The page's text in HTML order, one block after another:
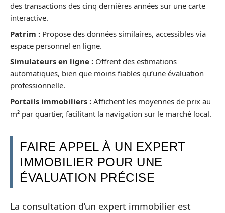
des transactions des cinq dernières années sur une carte
interactive.
Patrim : Propose des données similaires, accessibles via
espace personnel en ligne.
Simulateurs en ligne : Offrent des estimations
automatiques, bien que moins fiables qu’une évaluation
professionnelle.
Portails immobiliers : Affichent les moyennes de prix au
m² par quartier, facilitant la navigation sur le marché local.
FAIRE APPEL À UN EXPERT
IMMOBILIER POUR UNE
ÉVALUATION PRÉCISE
La consultation d’un expert immobilier est